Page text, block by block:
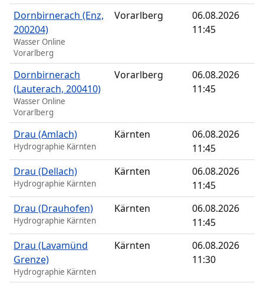
Dornbirnerach (Enz,
200204)
Wasser Online
Vorarlberg
Vorarlberg
06.08.2026
11:45
Dornbirnerach
(Lauterach, 200410)
Wasser Online
Vorarlberg
Vorarlberg
06.08.2026
11:45
Drau (Amlach)
Hydrographie Kärnten
Kärnten
06.08.2026
11:45
Drau (Dellach)
Hydrographie Kärnten
Kärnten
06.08.2026
11:45
Drau (Drauhofen)
Hydrographie Kärnten
Kärnten
06.08.2026
11:45
Drau (Lavamünd
Grenze)
Hydrographie Kärnten
Kärnten
06.08.2026
11:30